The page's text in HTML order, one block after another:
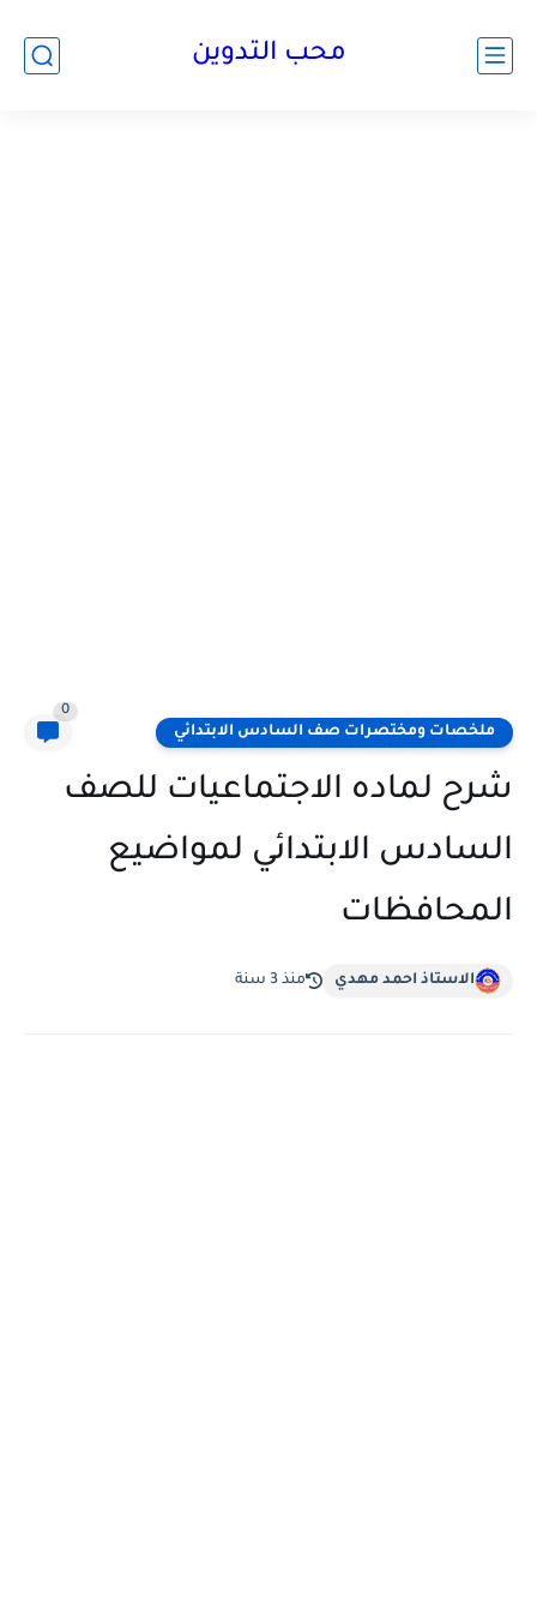
محب التدوين
ملخصات ومختصرات صف السادس الابتدائي
0
شرح لماده الاجتماعيات للصف
السادس الابتدائي لمواضيع
المحافظات
الاستاذ احمد مهدي منذ 3 سنة